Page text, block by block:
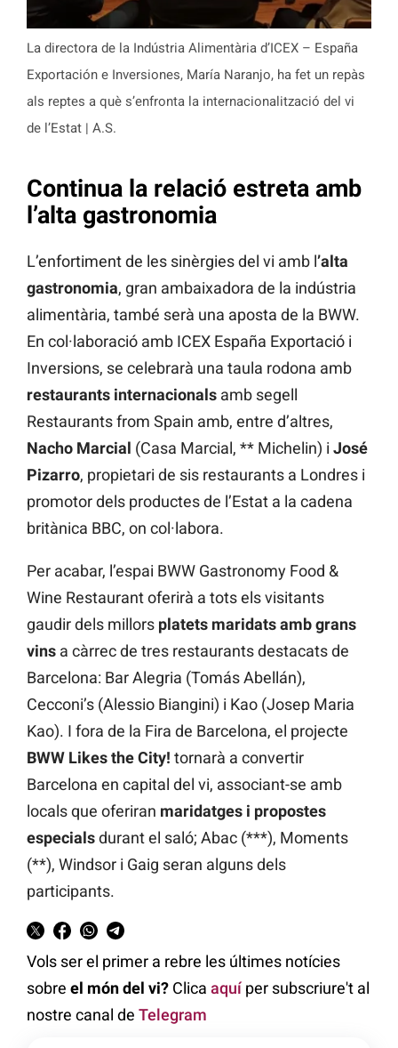
La directora de la Indústria Alimentària d’ICEX – España
Exportación e Inversiones, María Naranjo, ha fet un repàs
als reptes a què s’enfronta la internacionalització del vi
de l’Estat | A.S.
Continua la relació estreta amb
l’alta gastronomia
L’enfortiment de les sinèrgies del vi amb l’alta
gastronomia, gran ambaixadora de la indústria
alimentària, també serà una aposta de la BWW.
En col·laboració amb ICEX España Exportació i
Inversions, se celebrarà una taula rodona amb
restaurants internacionals amb segell
Restaurants from Spain amb, entre d’altres,
Nacho Marcial (Casa Marcial, ** Michelin) i José
Pizarro, propietari de sis restaurants a Londres i
promotor dels productes de l’Estat a la cadena
britànica BBC, on col·labora.
Per acabar, l’espai BWW Gastronomy Food &
Wine Restaurant oferirà a tots els visitants
gaudir dels millors platets maridats amb grans
vins a càrrec de tres restaurants destacats de
Barcelona: Bar Alegria (Tomás Abellán),
Cecconi’s (Alessio Biangini) i Kao (Josep Maria
Kao). I fora de la Fira de Barcelona, el projecte
BWW Likes the City! tornarà a convertir
Barcelona en capital del vi, associant-se amb
locals que oferiran maridatges i propostes
especialsdurant el saló; Abac (***), Moments
(**), Windsor i Gaig seran alguns dels
participants.
Vols ser el primer a rebre les últimes notícies
sobre el món del vi? Clica aquíper subscriure't al
nostre canal de Telegram